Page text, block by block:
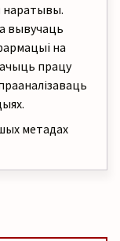
наратывы.
вывучаць
на
працу
метадах